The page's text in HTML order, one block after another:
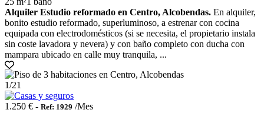
Alquiler Estudio reformado en Centro, Alcobendas. En alquiler,
bonito estudio reformado, superluminoso, a estrenar con cocina
equipada con electrodomésticos (si se necesita, el propietario instala
sin coste lavadora y nevera) y con baño completo con ducha con
mampara ubicado en calle muy tranquila, ...
1/21
1.250 € - Ref: 1929 /Mes